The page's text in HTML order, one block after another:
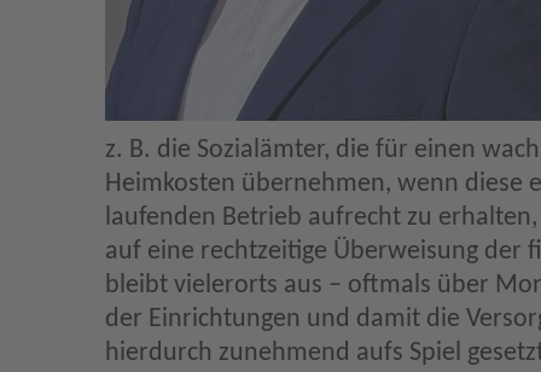
z. B. die Sozialämter, die für einen
Heimkosten übernehmen, wenn diese
laufenden Betrieb aufrecht zu
auf eine rechtzeitige Überweisung der
bleibt vielerorts aus – oftmals über
der Einrichtungen und damit die
hierdurch zunehmend aufs Spiel